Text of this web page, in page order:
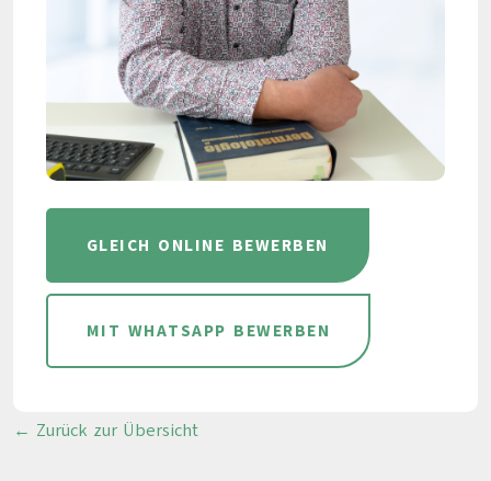
GLEICH ONLINE BEWERBEN
MIT WHATSAPP BEWERBEN
← Zurück zur Übersicht